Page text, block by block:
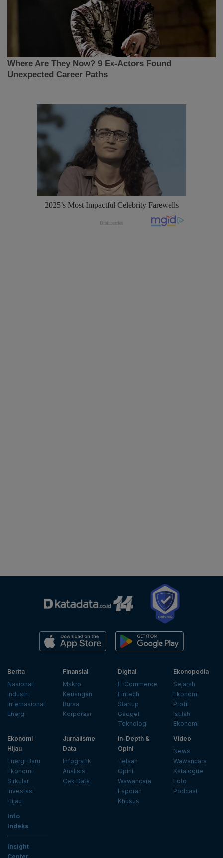
Berita
Nasional
Industri
Internasional
Energi
Finansial
Makro
Keuangan
Bursa
Korporasi
Digital
E-Commerce
Fintech
Startup
Gadget
Teknologi
Ekonopedia
Sejarah
Ekonomi
Profil
Istilah
Ekonomi
Ekonomi
Hijau
Energi Baru
Ekonomi
Sirkular
Investasi
Hijau
Jurnalisme
Data
Infografik
Analisis
Cek Data
In-Depth &
Opini
Telaah
Opini
Wawancara
Laporan
Khusus
Video
News
Wawancara
Katalogue
Foto
Podcast
Info
Indeks
Insight
Center